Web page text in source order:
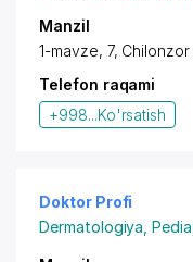
Manzil
1-mavze, 7, Chilonzor
Telefon raqami
+998...Ko'rsatish
Doktor Profi
Dermatologiya ,